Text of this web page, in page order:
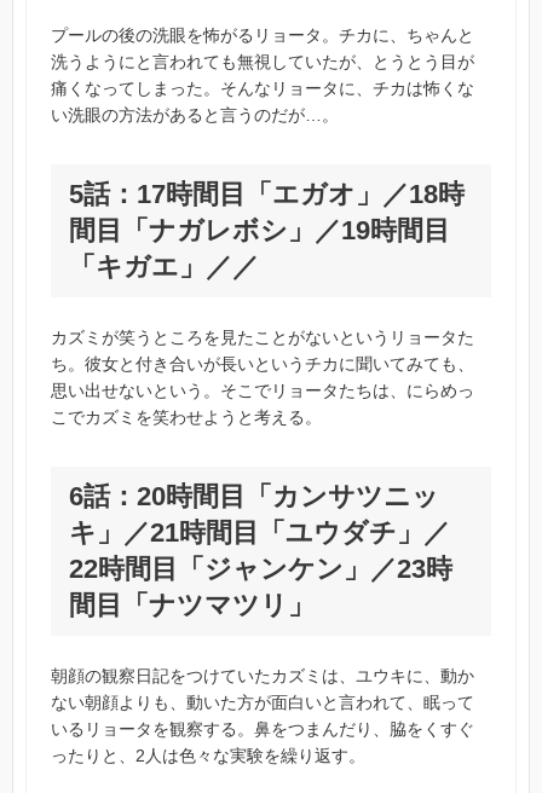
プールの後の洗眼を怖がるリョータ。チカに、ちゃんと
洗うようにと言われても無視していたが、とうとう目が
痛くなってしまった。そんなリョータに、チカは怖くな
い洗眼の方法があると言うのだが…。
5話：17時間目「エガオ」／18時
間目「ナガレボシ」／19時間目
「キガエ」／／
カズミが笑うところを見たことがないというリョータた
ち。彼女と付き合いが長いというチカに聞いてみても、
思い出せないという。そこでリョータたちは、にらめっ
こでカズミを笑わせようと考える。
6話：20時間目「カンサツニッ
キ」／21時間目「ユウダチ」／
22時間目「ジャンケン」／23時
間目「ナツマツリ」
朝顔の観察日記をつけていたカズミは、ユウキに、動か
ない朝顔よりも、動いた方が面白いと言われて、眠って
いるリョータを観察する。鼻をつまんだり、脇をくすぐ
ったりと、2人は色々な実験を繰り返す。